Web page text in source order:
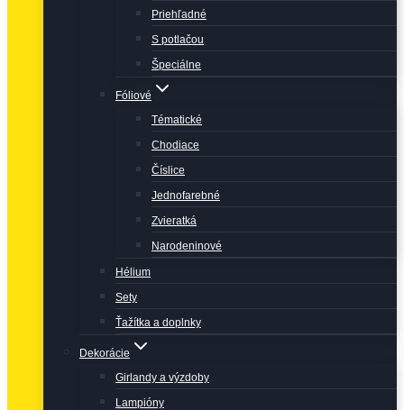
Priehľadné
S potlačou
Špeciálne
Fóliové
Tématické
Chodiace
Číslice
Jednofarebné
Zvieratká
Narodeninové
Hélium
Sety
Ťažítka a doplnky
Dekorácie
Girlandy a výzdoby
Lampióny